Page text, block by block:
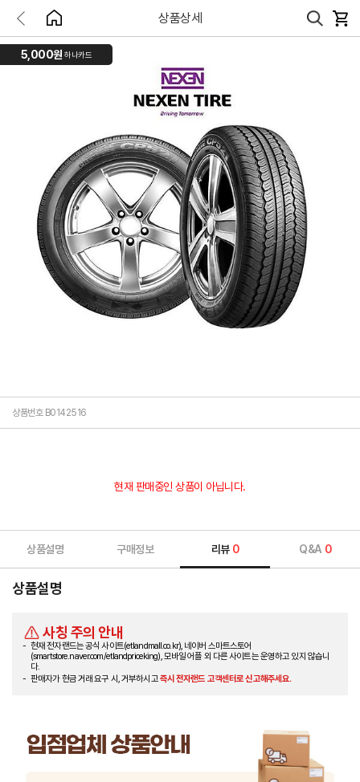
상품상세
5,000원 하나카드
상품번호 B0142516
현재 판매중인 상품이 아닙니다.
상품설명 구매정보 리뷰 0 Q&A 0
상품설명
사칭 주의 안내
현재 전자랜드는 공식 사이트(etlandmall.co.kr), 네이버 스마트스토어
(smartstore.naver.com/etlandpriceking), 모바일 어플 외 다른 사이트는 운영하고 있지 않습니
다.
판매자가 현금 거래 요구 시, 거부하시고즉시 전자랜드 고객센터로 신고해주세요.